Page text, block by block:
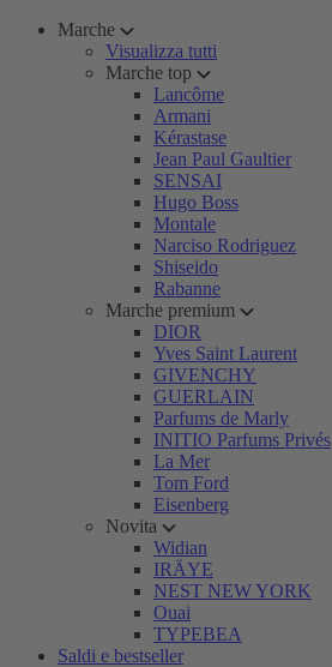
Marche
Visualizza tutti
Marche top
Lancôme
Armani
Kérastase
Jean Paul Gaultier
SENSAI
Hugo Boss
Montale
Narciso Rodriguez
Shiseido
Rabanne
Marche premium
DIOR
Yves Saint Laurent
GIVENCHY
GUERLAIN
Parfums de Marly
INITIO Parfums Privés
La Mer
Tom Ford
Eisenberg
Novita
Widian
IRÄYE
NEST NEW YORK
Ouai
TYPEBEA
Saldi e bestseller